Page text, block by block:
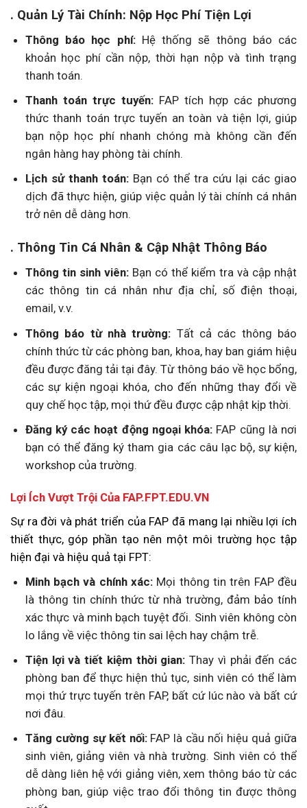
. Quản Lý Tài Chính: Nộp Học Phí Tiện Lợi
Thông báo học phí:Hệ thống sẽ thông báo các
khoản học phí cần nộp, thời hạn nộp và tình trạng
thanh toán.
Thanh toán trực tuyến:FAP tích hợp các phương
thức thanh toán trực tuyến an toàn và tiện lợi, giúp
bạn nộp học phí nhanh chóng mà không cần đến
ngân hàng hay phòng tài chính.
Lịch sử thanh toán:Bạn có thể tra cứu lại các giao
dịch đã thực hiện, giúp việc quản lý tài chính cá nhân
trở nên dễ dàng hơn.
. Thông Tin Cá Nhân & Cập Nhật Thông Báo
Thông tin sinh viên:Bạn có thể kiểm tra và cập nhật
các thông tin cá nhân như địa chỉ, số điện thoại,
email, v.v.
Thông báo từ nhà trường: Tất cả các thông báo
chính thức từ các phòng ban, khoa, hay ban giám hiệu
đều được đăng tải tại đây. Từ thông báo về học bổng,
các sự kiện ngoại khóa, cho đến những thay đổi về
quy chế học tập, mọi thứ đều được cập nhật kịp thời.
Đăng ký các hoạt động ngoại khóa: FAP cũng là nơi
bạn có thể đăng ký tham gia các câu lạc bộ, sự kiện,
workshop của trường.
Lợi Ích Vượt Trội Của FAP.FPT.EDU.VN
Sự ra đời và phát triển của FAP đã mang lại nhiều lợi ích
thiết thực, góp phần tạo nên một môi trường học tập
hiện đại và hiệu quả tại FPT:
Minh bạch và chính xác: Mọi thông tin trên FAP đều
là thông tin chính thức từ nhà trường, đảm bảo tính
xác thực và minh bạch tuyệt đối. Sinh viên không còn
lo lắng về việc thông tin sai lệch hay chậm trễ.
Tiện lợi và tiết kiệm thời gian: Thay vì phải đến các
phòng ban để thực hiện thủ tục, sinh viên có thể làm
mọi thứ trực tuyến trên FAP, bất cứ lúc nào và bất cứ
nơi đâu.
Tăng cường sự kết nối:FAP là cầu nối hiệu quả giữa
sinh viên, giảng viên và nhà trường. Sinh viên có thể
dễ dàng liên hệ với giảng viên, xem thông báo từ các
phòng ban, giúp việc trao đổi thông tin được thông